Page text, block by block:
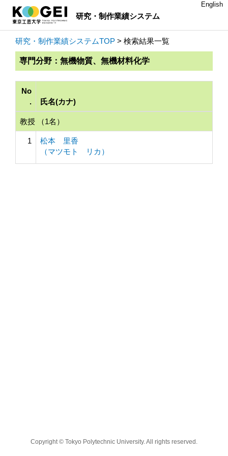
研究・制作業績システム
English
研究・制作業績システムTOP > 検索結果一覧
専門分野：無機物質、無機材料化学
No
.
氏名(カナ)
教授 （1名）
1
松本 里香
（マツモト リカ）
Copyright © Tokyo Polytechnic University. All rights reserved.